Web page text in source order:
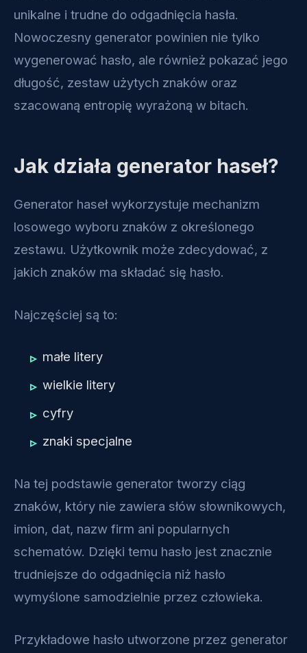
unikalne i trudne do odgadnięcia hasła.
Nowoczesny generator powinien nie tylko
wygenerować hasło, ale również pokazać jego
długość, zestaw użytych znaków oraz
szacowaną entropię wyrażoną w bitach.
Jak działa generator haseł?
Generator haseł wykorzystuje mechanizm
losowego wyboru znaków z określonego
zestawu. Użytkownik może zdecydować, z
jakich znaków ma składać się hasło.
Najczęściej są to:
małe litery
wielkie litery
cyfry
znaki specjalne
Na tej podstawie generator tworzy ciąg
znaków, który nie zawiera słów słownikowych,
imion, dat, nazw firm ani popularnych
schematów. Dzięki temu hasło jest znacznie
trudniejsze do odgadnięcia niż hasło
wymyślone samodzielnie przez człowieka.
Przykładowe hasło utworzone przez generator